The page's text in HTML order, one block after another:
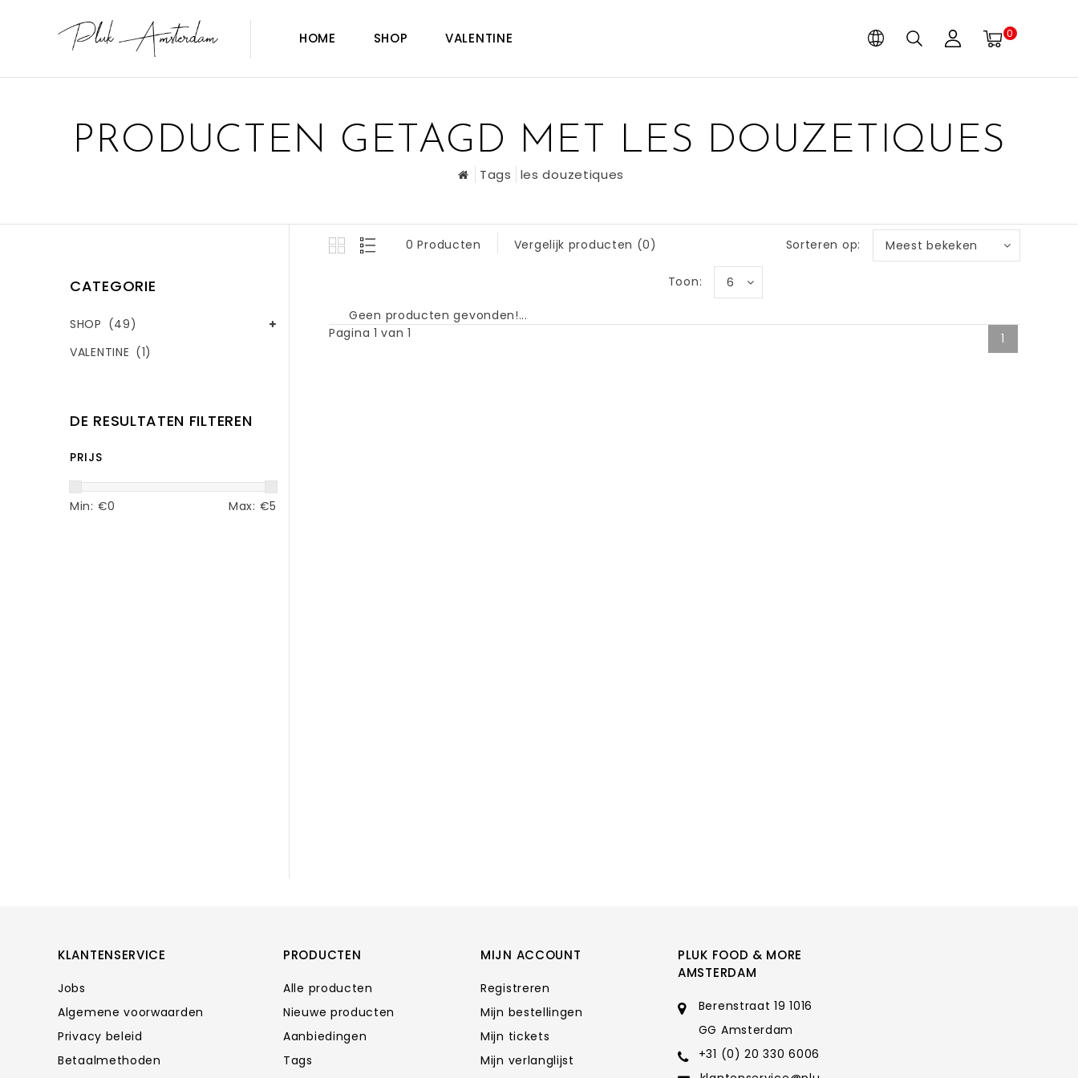
HOME SHOP VALENTINE 0
PRODUCTEN GETAGD MET LES DOUZETIQUES
Tags les douzetiques
CATEGORIE
SHOP (49)
VALENTINE (1)
DE RESULTATEN FILTEREN
PRIJS
Min: €0 Max: €5
0 Producten Vergelijk producten (0) Sorteren op: Meest bekeken
Toon: 6
Geen producten gevonden!...
Pagina 1 van 1
1
KLANTENSERVICE
Jobs
Algemene voorwaarden
Privacy beleid
Betaalmethoden
PRODUCTEN
Alle producten
Nieuwe producten
Aanbiedingen
Tags
MIJN ACCOUNT
Registreren
Mijn bestellingen
Mijn tickets
Mijn verlanglijst
PLUK FOOD & MORE
AMSTERDAM
Berenstraat 19 1016
GG Amsterdam
+31 (0) 20 330 6006